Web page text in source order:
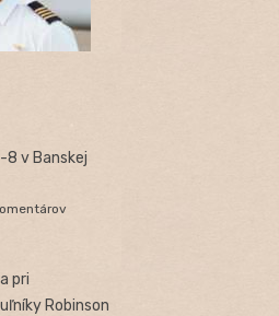
8 v Banskej
pri
Robinson